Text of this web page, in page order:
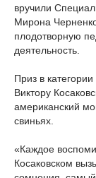
вручили
Мирона
плодотворную
деятельность.
Приз в
Виктору
американский
свиньях.
«Каждое
Косаковском